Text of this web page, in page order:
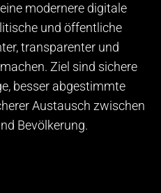
modernere digitale
und öffentliche
transparenter und
Ziel sind sichere
besser abgestimmte
Austausch zwischen
Bevölkerung.